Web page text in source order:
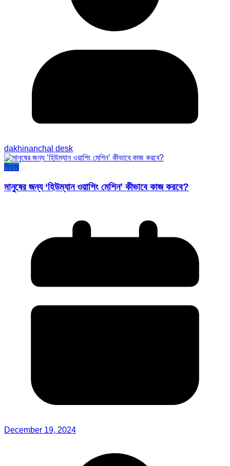
dakhinanchal desk
ফিচার
মানুষের জন্য ‘হিউম্যান ওয়াশিং মেশিন’ কীভাবে কাজ করবে?
December 19, 2024